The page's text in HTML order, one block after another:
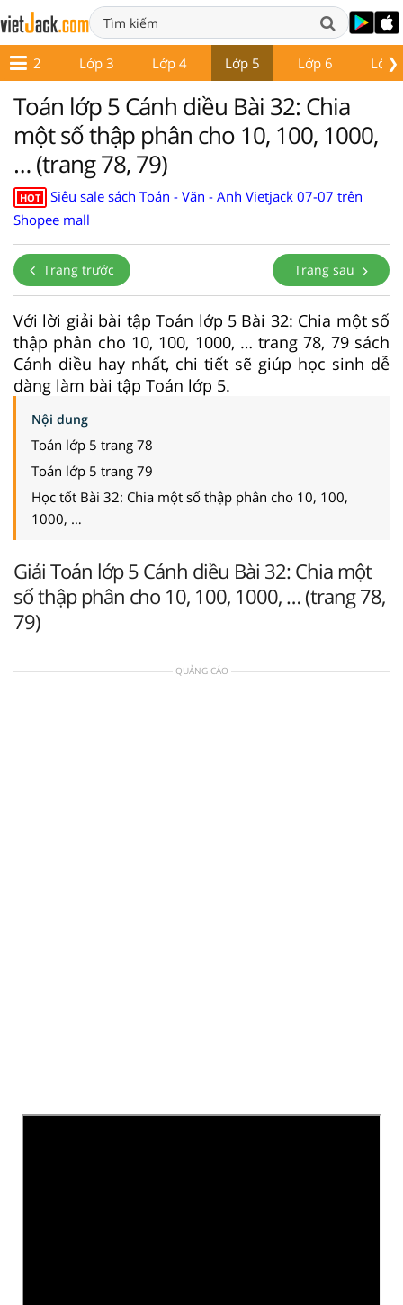
❯
Lớp 2 Lớp 3 Lớp 4 Lớp 5 Lớp 6 Lớp
Toán lớp 5 Cánh diều Bài 32: Chia
một số thập phân cho 10, 100, 1000,
… (trang 78, 79)
HOT
Siêu sale sách Toán - Văn - Anh Vietjack 07-07 trên
Shopee mall
Trang trước Trang sau
Với lời giải bài tập Toán lớp 5 Bài 32: Chia một số
thập phân cho 10, 100, 1000, … trang 78, 79 sách
Cánh diều hay nhất, chi tiết sẽ giúp học sinh dễ
dàng làm bài tập Toán lớp 5.
Nội dung
Toán lớp 5 trang 78
Toán lớp 5 trang 79
Học tốt Bài 32: Chia một số thập phân cho 10, 100,
1000, …
Giải Toán lớp 5 Cánh diều Bài 32: Chia một
số thập phân cho 10, 100, 1000, … (trang 78,
79)
QUẢNG CÁO